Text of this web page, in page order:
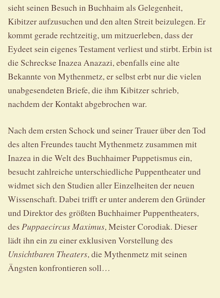
sieht seinen Besuch in Buchhaim als Gelegenheit,
Kibitzer aufzusuchen und den alten Streit beizulegen. Er
kommt gerade rechtzeitig, um mitzuerleben, dass der
Eydeet sein eigenes Testament verliest und stirbt. Erbin ist
die Schreckse Inazea Anazazi, ebenfalls eine alte
Bekannte von Mythenmetz, er selbst erbt nur die vielen
unabgesendeten Briefe, die ihm Kibitzer schrieb,
nachdem der Kontakt abgebrochen war.
Nach dem ersten Schock und seiner Trauer über den Tod
des alten Freundes taucht Mythenmetz zusammen mit
Inazea in die Welt des Buchhaimer Puppetismus ein,
besucht zahlreiche unterschiedliche Puppentheater und
widmet sich den Studien aller Einzelheiten der neuen
Wissenschaft. Dabei trifft er unter anderem den Gründer
und Direktor des größten Buchhaimer Puppentheaters,
desPuppaecircus Maximus, Meister Corodiak. Dieser
lädt ihn ein zu einer exklusiven Vorstellung des
Unsichtbaren Theaters, die Mythenmetz mit seinen
Ängsten konfrontieren soll…